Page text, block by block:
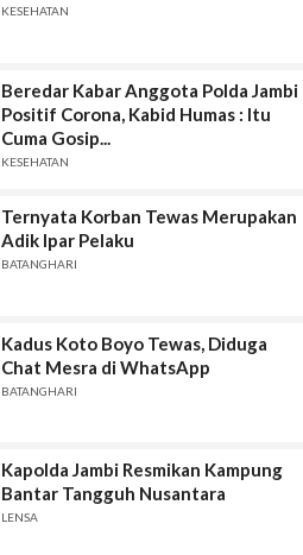
KESEHATAN
Beredar Kabar Anggota Polda Jambi
Positif Corona, Kabid Humas : Itu
Cuma Gosip...
KESEHATAN
Ternyata Korban Tewas Merupakan
Adik Ipar Pelaku
BATANGHARI
Kadus Koto Boyo Tewas, Diduga
Chat Mesra di WhatsApp
BATANGHARI
Kapolda Jambi Resmikan Kampung
Bantar Tangguh Nusantara
LENSA